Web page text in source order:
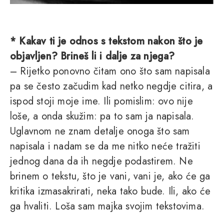
* Kakav ti je odnos s tekstom nakon što je
objavljen? Brineš li i dalje za njega?
– Rijetko ponovno čitam ono što sam napisala
pa se često začudim kad netko negdje citira, a
ispod stoji moje ime. Ili pomislim: ovo nije
loše, a onda skužim: pa to sam ja napisala.
Uglavnom ne znam detalje onoga što sam
napisala i nadam se da me nitko neće tražiti
jednog dana da ih negdje podastirem. Ne
brinem o tekstu, što je vani, vani je, ako će ga
kritika izmasakrirati, neka tako bude. Ili, ako će
ga hvaliti. Loša sam majka svojim tekstovima.